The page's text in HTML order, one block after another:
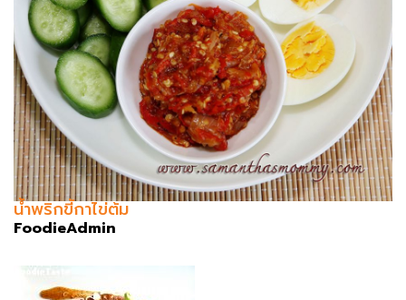
น้ำพริกขี้กาไข่ต้ม
FoodieAdmin